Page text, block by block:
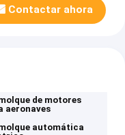
Contactar ahora
de motores
aeronaves
automática